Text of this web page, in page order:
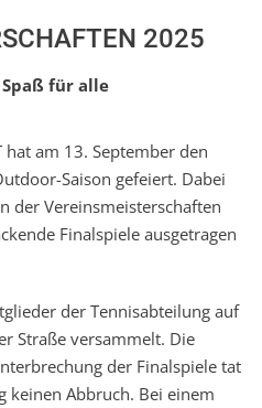
2025
für alle
am 13. September den
Saison gefeiert. Dabei
der Vereinsmeisterschaften
Finalspiele ausgetragen
der Tennisabteilung auf
Straße versammelt. Die
der Finalspiele tat
keinen Abbruch. Bei einem